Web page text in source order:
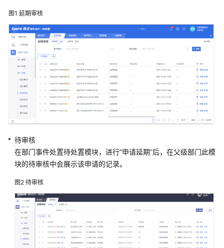
管
解
决
方
案
资
源
和
本
规
划
操
作
图1 延期审核
待审核
在部门事件处置待处置模块，进行“申请延期”后，在父级部门此模
块的待审核中会展示该申请的记录。
图2 待审核